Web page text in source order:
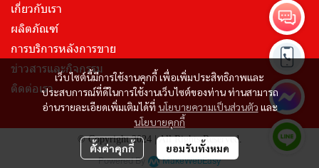
เว็บไซต์นี้มีการใช้งานคุกกี้ เพื่อเพิ่มประสิทธิภาพและ
ประสบการณ์ที่ดีในการใช้งานเว็บไซต์ของท่าน ท่านสามารถ
อ่านรายละเอียดเพิ่มเติมได้ที่ นโยบายความเป็นส่วนตัว และ
นโยบายคุกกี้
ตั้งค่าคุกกี้ ยอมรับทั้งหมด
เกี่ยวกับเรา
ผลิตภัณฑ์
การบริการหลังการขาย
ข่าวสารและกิจกรรม
ติดต่อเรา
© Copyright 2024 | All Rights Reserved.
Powered By MakeWebEasy